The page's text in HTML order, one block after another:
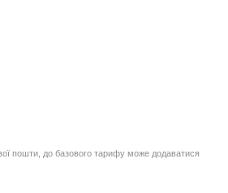
пошти, до базового тарифу може додаватися